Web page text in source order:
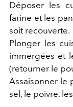
Déposer les
farine et les
soit recouverte.
Plonger les
immergées et
(retourner le
Assaisonner le
sel, le poivre,